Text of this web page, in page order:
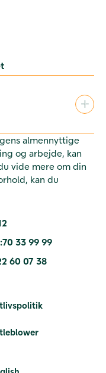
almennyttige
og arbejde, kan
vide mere om din
kan du
70 33 99 99
60 07 38